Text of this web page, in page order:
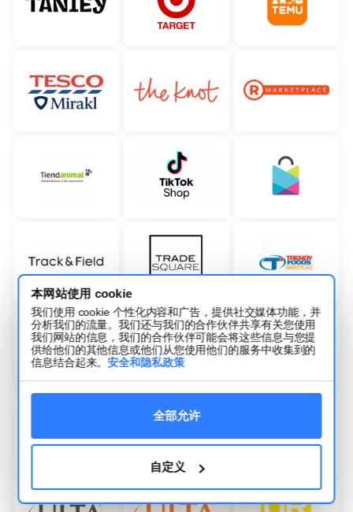
本网站使用 cookie
我们使用 cookie 个性化内容和广告，提供社交媒体功能，并
分析我们的流量。我们还与我们的合作伙伴共享有关您使用
我们网站的信息，我们的合作伙伴可能会将这些信息与您提
供给他们的其他信息或他们从您使用他们的服务中收集到的
信息结合起来。安全和隐私政策
全部允许
自定义